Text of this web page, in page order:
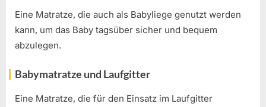
Eine Matratze, die auch als Babyliege genutzt werden
kann, um das Baby tagsüber sicher und bequem
abzulegen.
Babymatratze und Laufgitter
Eine Matratze, die für den Einsatz im Laufgitter